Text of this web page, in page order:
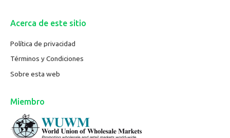
Acerca de este sitio
Política de privacidad
Términos y Condiciones
Sobre esta web
Miembro